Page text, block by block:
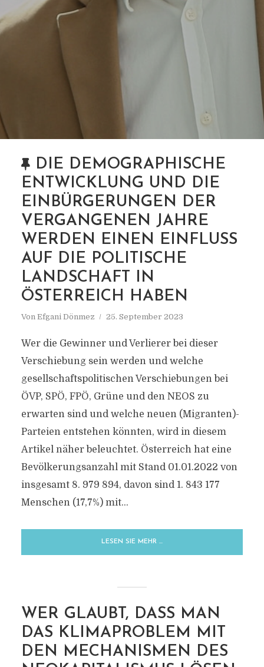
DIE DEMOGRAPHISCHE
ENTWICKLUNG UND DIE
EINBÜRGERUNGEN DER
VERGANGENEN JAHRE
WERDEN EINEN EINFLUSS
AUF DIE POLITISCHE
LANDSCHAFT IN
ÖSTERREICH HABEN
Von Efgani Dönmez 25. September 2023
Wer die Gewinner und Verlierer bei dieser
Verschiebung sein werden und welche
gesellschaftspolitischen Verschiebungen bei
ÖVP, SPÖ, FPÖ, Grüne und den NEOS zu
erwarten sind und welche neuen (Migranten)-
Parteien entstehen könnten, wird in diesem
Artikel näher beleuchtet. Österreich hat eine
Bevölkerungsanzahl mit Stand 01.01.2022 von
insgesamt 8. 979 894, davon sind 1. 843 177
Menschen (17,7%) mit...
LESEN SIE MEHR …
WER GLAUBT, DASS MAN
DAS KLIMAPROBLEM MIT
DEN MECHANISMEN DES